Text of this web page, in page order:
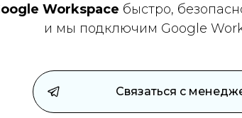
Workspace быстро,
и мы подключим Google
Связаться с